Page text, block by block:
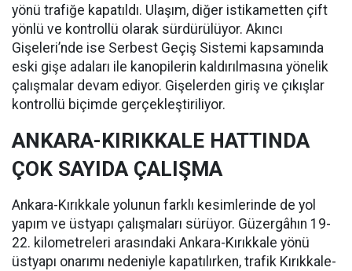
yönü trafiğe kapatıldı. Ulaşım, diğer istikametten çift
yönlü ve kontrollü olarak sürdürülüyor. Akıncı
Gişeleri’nde ise Serbest Geçiş Sistemi kapsamında
eski gişe adaları ile kanopilerin kaldırılmasına yönelik
çalışmalar devam ediyor. Gişelerden giriş ve çıkışlar
kontrollü biçimde gerçekleştiriliyor.
ANKARA-KIRIKKALE HATTINDA
ÇOK SAYIDA ÇALIŞMA
Ankara-Kırıkkale yolunun farklı kesimlerinde de yol
yapım ve üstyapı çalışmaları sürüyor. Güzergâhın 19-
22. kilometreleri arasındaki Ankara-Kırıkkale yönü
üstyapı onarımı nedeniyle kapatılırken, trafik Kırıkkale-